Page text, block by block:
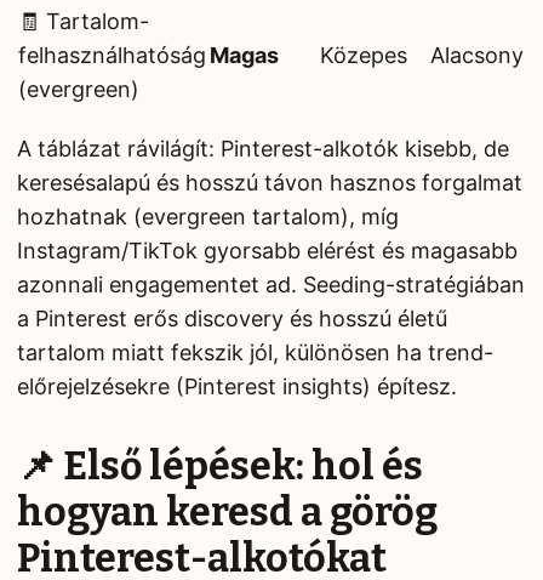
🧾 Tartalom-
felhasználhatóság
(evergreen)
Magas Közepes Alacsony
A táblázat rávilágít: Pinterest-alkotók kisebb, de
keresésalapú és hosszú távon hasznos forgalmat
hozhatnak (evergreen tartalom), míg
Instagram/TikTok gyorsabb elérést és magasabb
azonnali engagementet ad. Seeding-stratégiában
a Pinterest erős discovery és hosszú életű
tartalom miatt fekszik jól, különösen ha trend-
előrejelzésekre (Pinterest insights) építesz.
📌 Első lépések: hol és
hogyan keresd a görög
Pinterest-alkotókat